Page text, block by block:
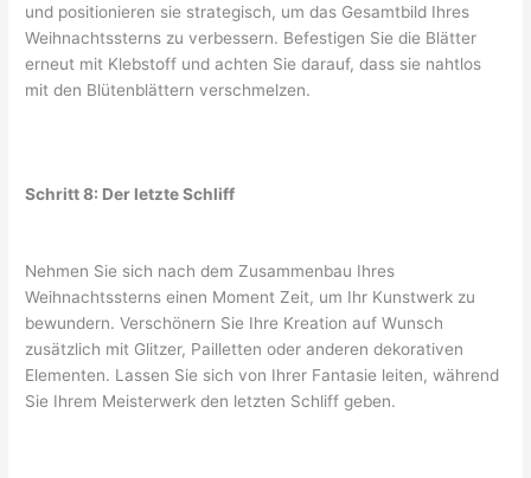
und positionieren sie strategisch, um das Gesamtbild Ihres
Weihnachtssterns zu verbessern. Befestigen Sie die Blätter
erneut mit Klebstoff und achten Sie darauf, dass sie nahtlos
mit den Blütenblättern verschmelzen.
Schritt 8: Der letzte Schliff
Nehmen Sie sich nach dem Zusammenbau Ihres
Weihnachtssterns einen Moment Zeit, um Ihr Kunstwerk zu
bewundern. Verschönern Sie Ihre Kreation auf Wunsch
zusätzlich mit Glitzer, Pailletten oder anderen dekorativen
Elementen. Lassen Sie sich von Ihrer Fantasie leiten, während
Sie Ihrem Meisterwerk den letzten Schliff geben.